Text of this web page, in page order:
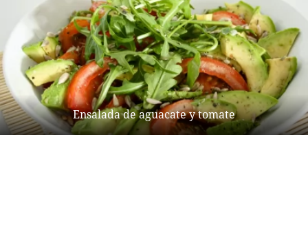
Ensalada de aguacate y tomate